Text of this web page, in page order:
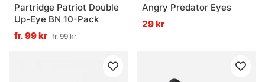
Partridge Patriot Double
Up-Eye BN 10-Pack
fr. 99 kr fr. 99 kr
Angry Predator Eyes
29 kr